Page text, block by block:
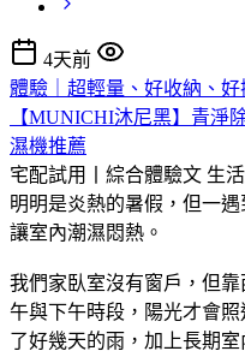
4天前
體驗｜超輕量、好收納、好
【MUNICHI沐尼黑】青淨
濕機推薦
宅配試用丨綜合體驗文 生
明明是炎熱的暑假，但一
讓室內潮濕悶熱。
我們家臥室沒有窗戶，但
午與下午時段，陽光才會
了好幾天的雨，加上長期